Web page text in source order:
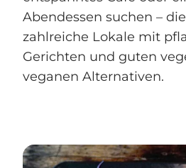
Abendessen suchen –
zahlreiche Lokale mit
Gerichten und guten
veganen Alternativen.